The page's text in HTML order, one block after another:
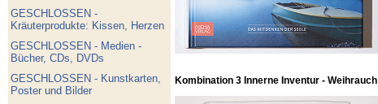
GESCHLOSSEN -
Kräuterprodukte: Kissen, Herzen
GESCHLOSSEN - Medien -
Bücher, CDs, DVDs
GESCHLOSSEN - Kunstkarten,
Poster und Bilder
Kombination 3 Innerne Inventur - Weihrauch